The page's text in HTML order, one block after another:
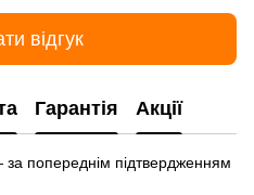
відгук
Гарантія Акції
попереднім підтвердженням